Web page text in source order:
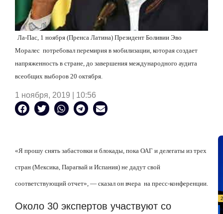
Ла-Пас, 1 ноября (Пренса Латина) Президент Боливии Эво
Моралес потребовал перемирия в мобилизации, которая создает
напряженность в стране, до завершения международного аудита
всеобщих выборов 20 октября.
1 ноября, 2019 | 10:56
«Я прошу снять забастовки и блокады, пока ОАГ и делегаты из трех
стран (Мексика, Парагвай и Испания) не дадут свой
соответствующий отчет», — сказал он вчера на пресс-конференции.
Около 30 экспертов участвуют со